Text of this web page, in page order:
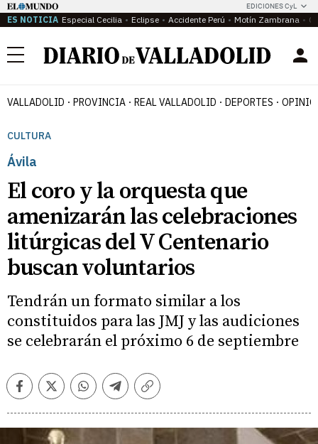
EDICIONES CyL
ES NOTICIA Especial Cecilia Eclipse Accidente Perú Motín Zambrana
Menú
VALLADOLID PROVINCIA REAL VALLADOLID DEPORTES
CULTURA
Ávila
El coro y la orquesta que
amenizarán las celebraciones
litúrgicas del V Centenario
buscan voluntarios
Tendrán un formato similar a los
constituidos para las JMJ y las audiciones
se celebrarán el próximo 6 de septiembre
FacebookTwitterWhatsappTelegramCopiar